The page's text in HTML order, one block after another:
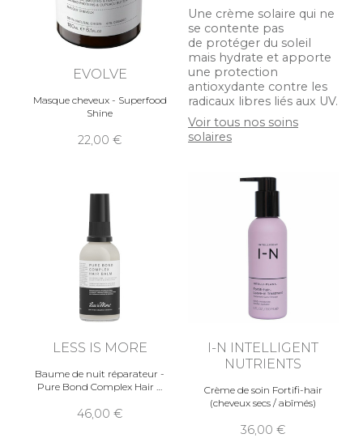
EVOLVE
Masque cheveux - Superfood
Shine
22,00
Une crème solaire qui ne
se contente pas
de protéger du soleil
mais hydrate et apporte
une protection
antioxydante contre les
radicaux libres liés aux UV.
Voir tous nos soins
solaires
LESS IS MORE
Baume de nuit réparateur -
Pure Bond Complex Hair
46,00
I-N INTELLIGENT
NUTRIENTS
Crème de soin Fortifi-hair
(cheveux secs / abîmés)
36,00